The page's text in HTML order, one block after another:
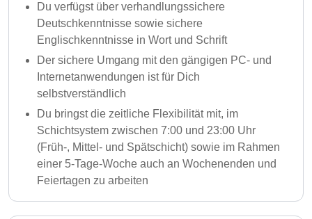
Du verfügst über verhandlungssichere
Deutschkenntnisse sowie sichere
Englischkenntnisse in Wort und Schrift
Der sichere Umgang mit den gängigen PC- und
Internetanwendungen ist für Dich
selbstverständlich
Du bringst die zeitliche Flexibilität mit, im
Schichtsystem zwischen 7:00 und 23:00 Uhr
(Früh-, Mittel- und Spätschicht) sowie im Rahmen
einer 5-Tage-Woche auch an Wochenenden und
Feiertagen zu arbeiten